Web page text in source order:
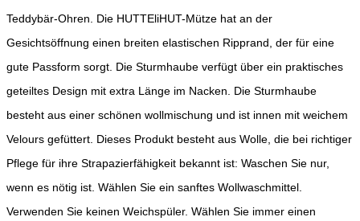
Teddybär-Ohren. Die HUTTEliHUT-Mütze hat an der
Gesichtsöffnung einen breiten elastischen Ripprand, der für eine
gute Passform sorgt. Die Sturmhaube verfügt über ein praktisches
geteiltes Design mit extra Länge im Nacken. Die Sturmhaube
besteht aus einer schönen wollmischung und ist innen mit weichem
Velours gefüttert. Dieses Produkt besteht aus Wolle, die bei richtiger
Pflege für ihre Strapazierfähigkeit bekannt ist: Waschen Sie nur,
wenn es nötig ist. Wählen Sie ein sanftes Wollwaschmittel.
Verwenden Sie keinen Weichspüler. Wählen Sie immer einen